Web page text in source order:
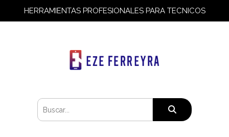
HERRAMIENTAS PROFESIONALES PARA TECNICOS